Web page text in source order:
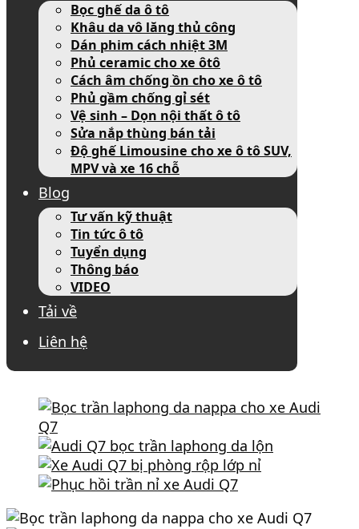
Bọc ghế da ô tô
Khâu da vô lăng thủ công
Dán phim cách nhiệt 3M
Phủ ceramic cho xe ôtô
Cách âm chống ồn cho xe ô tô
Phủ gầm chống gỉ sét
Vệ sinh – Dọn nội thất ô tô
Sửa nắp thùng bán tải
Độ ghế Limousine cho xe ô tô SUV,
MPV và xe 16 chỗ
Blog
Tư vấn kỹ thuật
Tin tức ô tô
Tuyển dụng
Thông báo
VIDEO
Tải về
Liên hệ